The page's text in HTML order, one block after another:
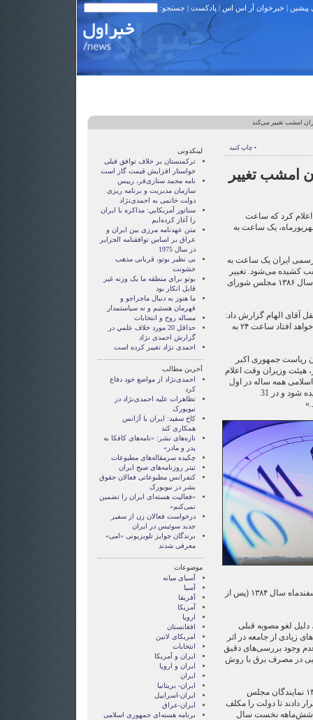
پیشین | خبرخوان آر اس اس| پادکست | جستجو:
امشب تغییر می‌کند
• چاپ کنید
امشب تغییر
کرد که ساعت
یک ساعت به
ایران یک ساعت به
کشیده می‌شود. تغییر
ساعت در ایران براساس مصوبه سال ۱۳۸۶ مجلس شورای
آقای الهام گزارش داد:
«با تغییر ساعت که امشب اتفاق خواهد افتاد ساعت ۲۴ به
زمان ریاست‌ جمهوری اکبر
هیئت وزیران وقت اعلام
همه ساله در اول
فروردین ماه یک ساعت جلو کشیده شود و در 31
اما دولت محمود احمدی‌نژاد در اسفند‌ماه سال ۱۳۸۴ (پس از
لغو مصوبه قبلی
از جامعه در اثر
وجود بررسی‌های دقیق
در مصرف برق با روش
پس از آن در سال‌های ۱۳۸۵ و ۱۳۸۶ نمایندگان مجلس
دادند تا دولت را مکلف
شش‌ماهه نخست سال
لینکدونی
ترکمنستان بر خلاف توافق قبلی
خواستار افزایش قیمت گاز است
نامه محمد ستاری‌فر، رییس
سازمان مدیریت و برنامه ریزی
دولت خاتمی به احمدی‌نژاد
سناتور آمريکايي: مذاکره با ايران
را آغاز کرده‌ايم
متن عهدنامه مرزى بين ايران و
عراق بر اساس توافقنامه الجزاير
در سال 1975
بی نظیر بوتو، قربانی مذهب
خشونت
بوتو برای منطقه ما یک وزنه غیر
قابل انکار بود
ما هنوز به دنبال ماجراجو و
قهرمان هستيم و نه سياستمدار
مساله روح و انتخابات
حداقل 20 مورد خلاف علمي در
گزارش احمدی نژاد
احمدی نژاد تغییر کرده است
آخرین مطالب
احمدی‌نژاد از مواضع خود دفاع
کرد
تظاهرات علیه احمدی‌نژاد در
نیویورک
کاخ سفید: ایران با آژانس
همکاری کند
تازه‌های نشر: «نامه‌های کافکا به
پدر و مادر»
چکیده سرمقاله‌های مطبوعات
تیتر روزنامه‌های صبح ایران
کنفرانس مطبوعاتی فعالان حقوق
بشر در نیویورک
«فعالیت هسته‌ای ایران را تضمین
نمی‌کنم»
درخواست فعالان زن از سفیر
جدید سوئیس در ایران
برندگان جوایز تلویزیونی «امی»
معرفی شدند
موضوعات
آسيای ميانه
آسیا
آفریقا
آمریکا
اروپا
افغانستان
امریکای لاتین
انتخابات
ايران و آمريکا
ايران و اروپا
ایران
ایران- بریتانیا
ایران-اسراییل
ایران-عراق
برنامه هسته‌ای جمهوری اسلامی